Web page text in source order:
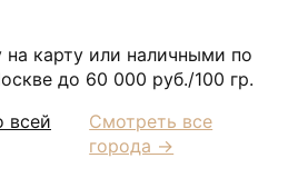
на карту или наличными по
до 60 000 руб./100 гр.
всей
Смотреть все
города →